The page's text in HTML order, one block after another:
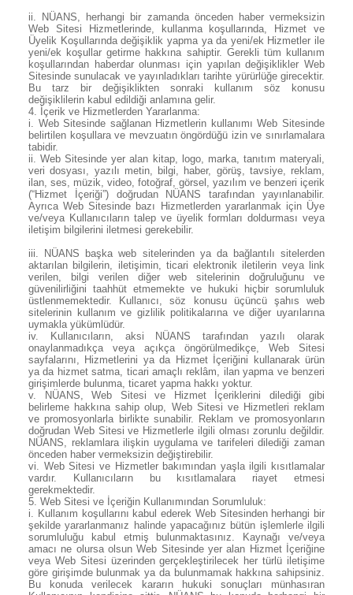
ii. NÜANS, herhangi bir zamanda önceden haber vermeksizin
Web Sitesi Hizmetlerinde, kullanma koşullarında, Hizmet ve
Üyelik Koşullarında değişiklik yapma ya da yeni/ek Hizmetler ile
yeni/ek koşullar getirme hakkına sahiptir. Gerekli tüm kullanım
koşullarından haberdar olunması için yapılan değişiklikler Web
Sitesinde sunulacak ve yayınladıkları tarihte yürürlüğe girecektir.
Bu tarz bir değişiklikten sonraki kullanım söz konusu
değişiklilerin kabul edildiği anlamına gelir.
4. İçerik ve Hizmetlerden Yararlanma:
i. Web Sitesinde sağlanan Hizmetlerin kullanımı Web Sitesinde
belirtilen koşullara ve mevzuatın öngördüğü izin ve sınırlamalara
tabidir.
ii. Web Sitesinde yer alan kitap, logo, marka, tanıtım materyali,
veri dosyası, yazılı metin, bilgi, haber, görüş, tavsiye, reklam,
ilan, ses, müzik, video, fotoğraf, görsel, yazılım ve benzeri içerik
(“Hizmet İçeriği”) doğrudan NÜANS tarafından yayınlanabilir.
Ayrıca Web Sitesinde bazı Hizmetlerden yararlanmak için Üye
ve/veya Kullanıcıların talep ve üyelik formları doldurması veya
iletişim bilgilerini iletmesi gerekebilir.
iii. NÜANS başka web sitelerinden ya da bağlantılı sitelerden
aktarılan bilgilerin, iletişimin, ticari elektronik iletilerin veya link
verilen, bilgi verilen diğer web sitelerinin doğruluğunu ve
güvenilirliğini taahhüt etmemekte ve hukuki hiçbir sorumluluk
üstlenmemektedir. Kullanıcı, söz konusu üçüncü şahıs web
sitelerinin kullanım ve gizlilik politikalarına ve diğer uyarılarına
uymakla yükümlüdür.
iv. Kullanıcıların, aksi NÜANS tarafından yazılı olarak
onaylanmadıkça veya açıkça öngörülmedikçe, Web Sitesi
sayfalarını, Hizmetlerini ya da Hizmet İçeriğini kullanarak ürün
ya da hizmet satma, ticari amaçlı reklâm, ilan yapma ve benzeri
girişimlerde bulunma, ticaret yapma hakkı yoktur.
v. NÜANS, Web Sitesi ve Hizmet İçeriklerini dilediği gibi
belirleme hakkına sahip olup, Web Sitesi ve Hizmetleri reklam
ve promosyonlarla birlikte sunabilir. Reklam ve promosyonların
doğrudan Web Sitesi ve Hizmetlerle ilgili olması zorunlu değildir.
NÜANS, reklamlara ilişkin uygulama ve tarifeleri dilediği zaman
önceden haber vermeksizin değiştirebilir.
vi. Web Sitesi ve Hizmetler bakımından yaşla ilgili kısıtlamalar
vardır. Kullanıcıların bu kısıtlamalara riayet etmesi
gerekmektedir.
5. Web Sitesi ve İçeriğin Kullanımından Sorumluluk:
i. Kullanım koşullarını kabul ederek Web Sitesinden herhangi bir
şekilde yararlanmanız halinde yapacağınız bütün işlemlerle ilgili
sorumluluğu kabul etmiş bulunmaktasınız. Kaynağı ve/veya
amacı ne olursa olsun Web Sitesinde yer alan Hizmet İçeriğine
veya Web Sitesi üzerinden gerçekleştirilecek her türlü iletişime
göre girişimde bulunmak ya da bulunmamak hakkına sahipsiniz.
Bu konuda verilecek kararın hukuki sonuçları münhasıran